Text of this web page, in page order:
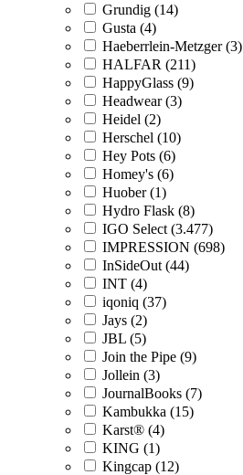
Grundig (14)
Gusta (4)
Haeberrlein-Metzger (3)
HALFAR (211)
HappyGlass (9)
Headwear (3)
Heidel (2)
Herschel (10)
Hey Pots (6)
Homey's (6)
Huober (1)
Hydro Flask (8)
IGO Select (3.477)
IMPRESSION (698)
InSideOut (44)
INT (4)
iqoniq (37)
Jays (2)
JBL (5)
Join the Pipe (9)
Jollein (3)
JournalBooks (7)
Kambukka (15)
Karst® (4)
KING (1)
Kingcap (12)